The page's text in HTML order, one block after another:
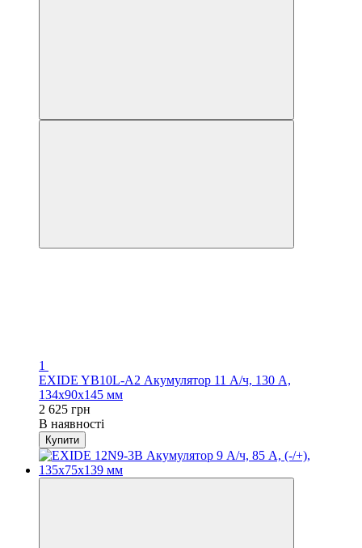
1
EXIDE YB10L-A2 Акумулятор 11 А/ч, 130 А,
134х90х145 мм
2 625 грн
В наявності
Купити